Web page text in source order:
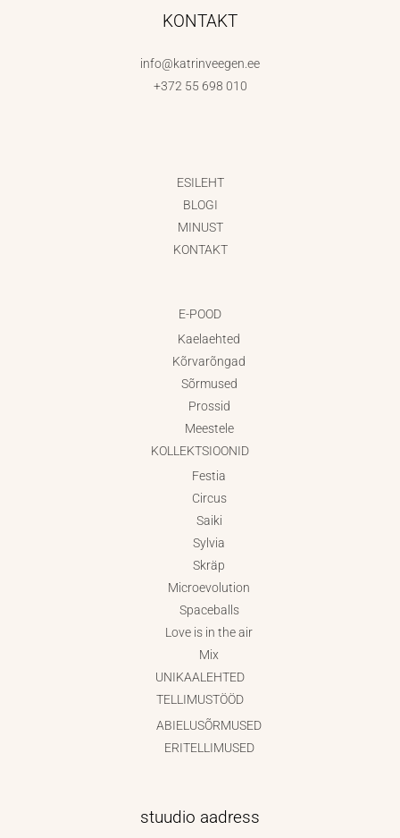
KONTAKT
info@katrinveegen.ee
+372 55 698 010
ESILEHT
BLOGI
MINUST
KONTAKT
E-POOD
Kaelaehted
Kõrvarõngad
Sõrmused
Prossid
Meestele
KOLLEKTSIOONID
Festia
Circus
Saiki
Sylvia
Skräp
Microevolution
Spaceballs
Love is in the air
Mix
UNIKAALEHTED
TELLIMUSTÖÖD
ABIELUSÕRMUSED
ERITELLIMUSED
stuudio aadress